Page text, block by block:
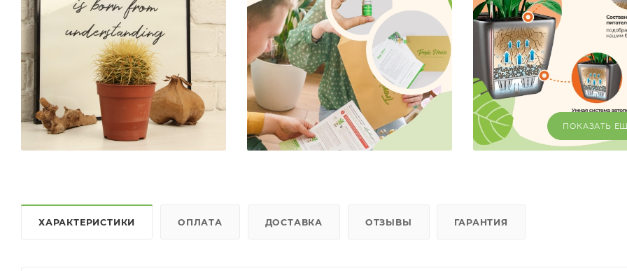
ПОКАЗАТЬ
ХАРАКТЕРИСТИКИ ОПЛАТА ДОСТАВКА ОТЗЫВЫ ГАРАНТИЯ